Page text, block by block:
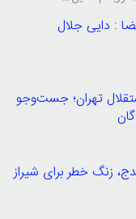
: دایی جلال
تهران؛ جست‌وجو
زنگ خطر برای شیراز